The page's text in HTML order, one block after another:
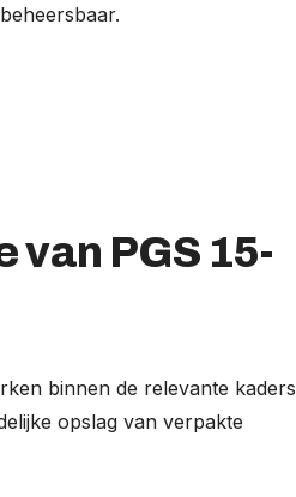
van PGS 15-
binnen de relevante kaders
opslag van verpakte